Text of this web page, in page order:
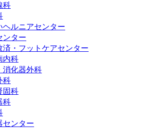
科
ヘルニアセンター
ンター
済・フットケアセンター
内科
消化器外科
科
固科
科
センター